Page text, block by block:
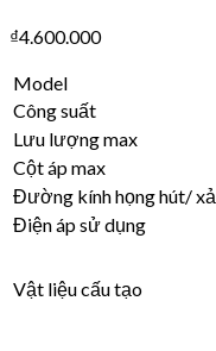
₫4.600.000
Model
Công suất
Lưu lượng max
Cột áp max
Đường kính họng hút/ xả
Điện áp sử dụng
Vật liệu cấu tạo